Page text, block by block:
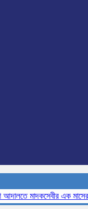
মাদকসেবীর এক মাসের